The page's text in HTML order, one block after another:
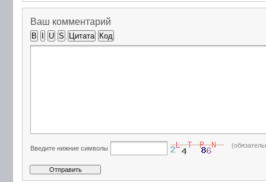
Ваш комментарий
B U S Цитата Код
Введите нижние символы